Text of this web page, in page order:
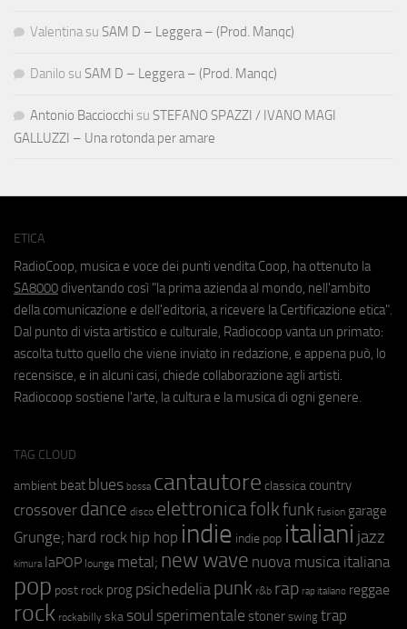
Valentina su SAM D – Leggera – (Prod. Manqc)
Danilo su SAM D – Leggera – (Prod. Manqc)
Antonio Bacciocchi su STEFANO SPAZZI / IVANO MAGI
GALLUZZI – Una rotonda per amare
ETICA
RadioCoop, musica e voce dei punti vendita Coop, ha ottenuto la
SA8000 diventando così "la prima azienda al mondo, nell'ambito
della comunicazione e dell'editoria, a ricevere la Certificazione etica".
Dal punto di vista artistico e culturale, Radiocoop vanta un primato:
ascolta tutto quello che viene inviato in redazione, e appena può, lo
recensisce, e in alcuni casi, chiede collaborazione agli artisti.
Radiocoop sostiene l'arte, la cultura e la musica di ogni genere.
TAG CLOUD
ambient beat blues bossa cantautore classica country
crossover dance disco elettronicafolkfunk fusion garage
Grunge; hard rock hip hop indie indie pop italiani jazz
kimura laPOP lounge metal; new wave nuova musica italiana
pop post rock prog psichedeliapunk r&b rap rap italiano reggae
rock rockabilly ska soul sperimentale stoner swing trap